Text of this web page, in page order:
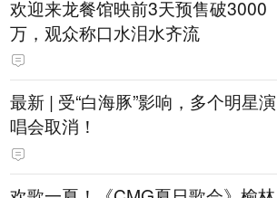
欢迎来龙餐馆映前3天预售破3000
万，观众称口水泪水齐流
最新 | 受“白海豚”影响，多个明星演
唱会取消！